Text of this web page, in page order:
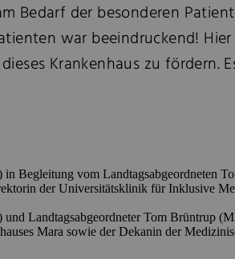
Bedarf der besonderen
war beeindruckend!
Krankenhaus zu fördern.
Begleitung vom Landtagsabgeordneten
der Universitätsklinik für Inklusive
Landtagsabgeordneter Tom Brüntrup
Mara sowie der Dekanin der